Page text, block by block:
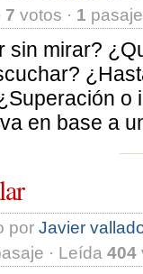
7 votos · 1
sin mirar?
o
en base a
por Javier
· Leída 404